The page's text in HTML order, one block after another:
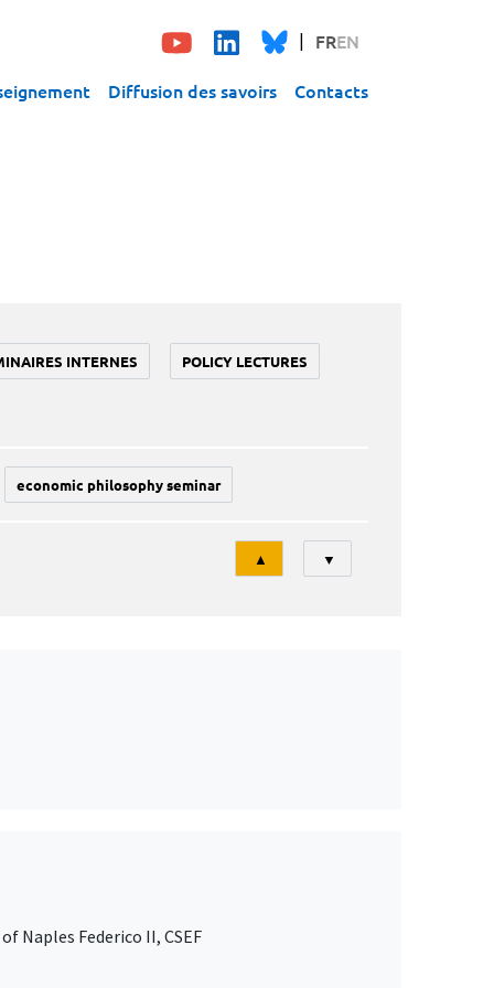
FREN
Diffusion des savoirs Contacts
INTERNES POLICY LECTURES
economic philosophy seminar
Tri
▲ ▼
Naples Federico II, CSEF